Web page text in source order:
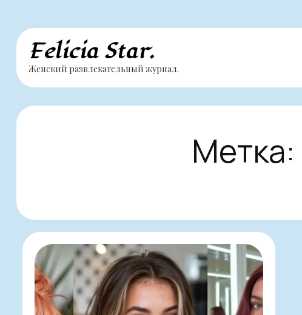
Перейти
содержимому
Felicia Star.
Женский развлекательный журнал.
Метка: